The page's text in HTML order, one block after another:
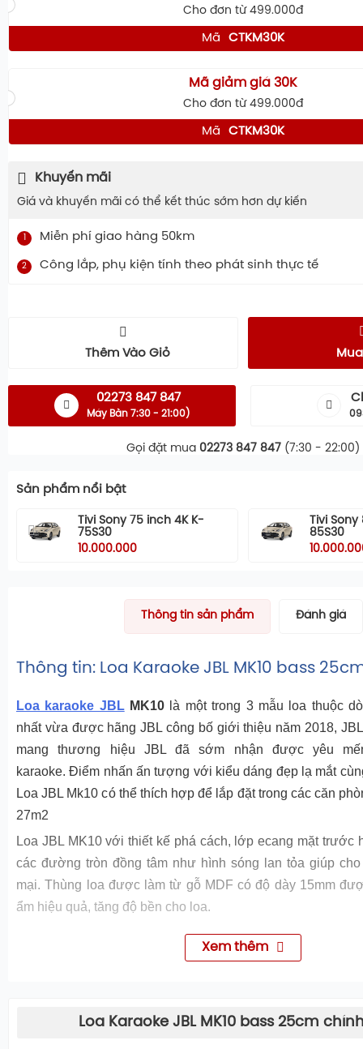
Cho đơn từ 499.000đ
Mã CTKM30K
Mã giảm giá 30K
Cho đơn từ 499.000đ
Mã CTKM30K
Khuyến mãi
Giá và khuyến mãi có thể kết thúc sớm hơn dự kiến
Miễn phí giao hàng 50km
2 Công lắp, phụ kiện tính theo phát sinh thực tế
Thêm Vào Giỏ
02273 847 847
Máy Bàn 7:30 - 21:00)
Gọi đặt mua 02273 847 847 (7:30 - 22:00)
Thông tin sản phẩm Đánh giá
Thông tin: Loa Karaoke JBL MK10 bass
Loa karaoke JBLMK10 là một trong 3 mẫu loa thuộc
nhất vừa được hãng JBL công bố giới thiệu năm 2018,
mang thương hiệu JBL đã sớm nhận được yêu
karaoke. Điểm nhấn ấn tượng với kiểu dáng đẹp lạ mắt
Loa JBL Mk10 có thể thích hợp để lắp đặt trong các căn
27m2
Loa JBL MK10 với thiết kế phá cách, lớp ecang mặt trước
các đường tròn đồng tâm như hình sóng lan tỏa giúp
mại. Thùng loa được làm từ gỗ MDF có độ dày 15mm
ẩm hiệu quả, tăng độ bền cho loa.
có loa âm trầm được thiết kế đặc biệt
những cường độ âm lớn, có cấu tạo loa hình nón được
Loa treble bass 8 cm được thiết kế đặc biệt định hướng
Xem thêm
Sản phẩm nổi bật
Tivi Sony 75 inch 4K K-
75S30
10.000.000
Tivi
85S30
Loa Karaoke JBL MK10 bass 25cm